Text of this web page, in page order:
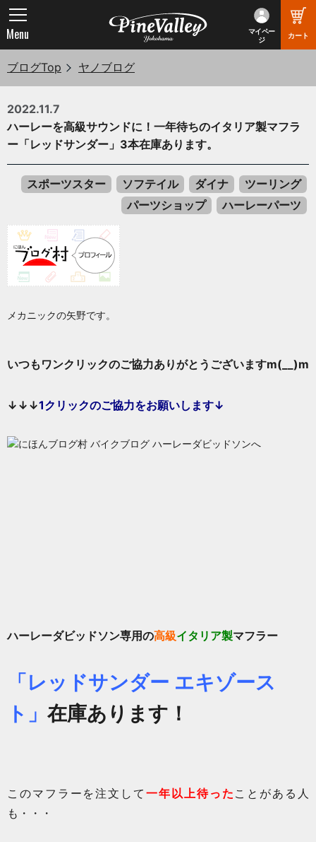
マイペー
ジ
カート
Menu
ブログTop ヤノブログ
2022.11.7
ハーレーを高級サウンドに！一年待ちのイタリア製マフラ
ー「レッドサンダー」3本在庫あります。
スポーツスター ソフテイル ダイナ
ツーリング
パーツショップ
ハーレーパーツ
メカニックの矢野です。
いつもワンクリックのご協力ありがとうございますm(__)m
↓↓↓1クリックのご協力をお願いします↓
ハーレーダビッドソン専用の高級イタリア製マフラー
「レッドサンダー エキゾース
ト」 在庫あります！
このマフラーを注文して一年以上待った ことがある人
も・・・